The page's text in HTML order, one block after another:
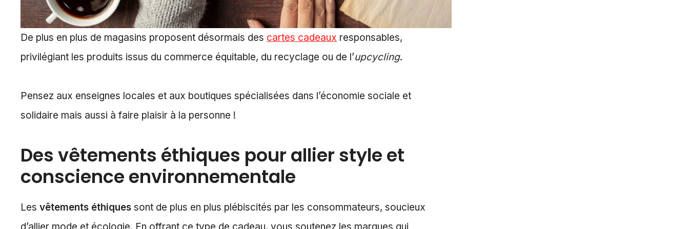
De plus en plus de magasins proposent désormais des cartes cadeaux responsables,
privilégiant les produits issus du commerce équitable, du recyclage ou de l’upcycling.
Pensez aux enseignes locales et aux boutiques spécialisées dans l’économie sociale et
solidaire mais aussi à faire plaisir à la personne !
Des vêtements éthiques pour allier style et
conscience environnementale
Les vêtements éthiques sont de plus en plus plébiscités par les consommateurs, soucieux